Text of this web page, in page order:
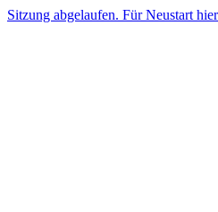
Sitzung abgelaufen. Für Neustart